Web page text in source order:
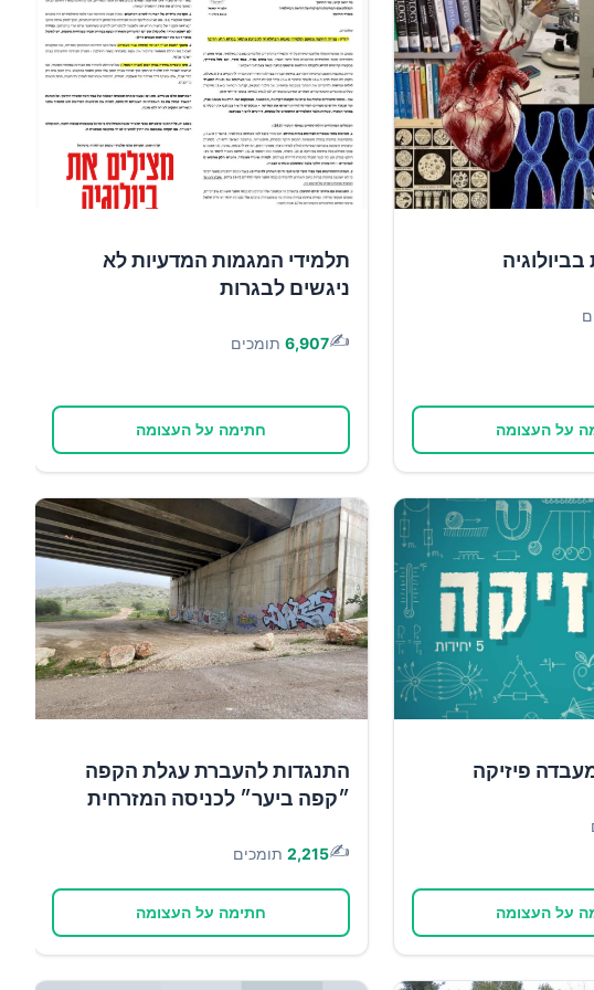
על העצומה
תלמידי המגמות המדעיות לא
ניגשים לבגרות
✍️
6,907 תומכים
חתימה על העצומה
פיזיקה
על העצומה
התנגדות להעברת עגלת הקפה
״קפה ביער״ לכניסה המזרחית
✍️
2,215 תומכים
חתימה על העצומה